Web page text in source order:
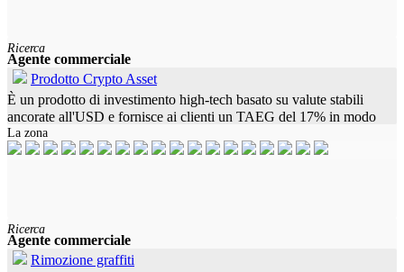
Ricerca
Agente commerciale
Prodotto Crypto Asset
È un prodotto di investimento high-tech basato su valute stabili
ancorate all'USD e fornisce ai clienti un TAEG del 17% in modo
sicuro. I clienti possono registrarsi tramite una piattaforma web e
La zona
Ricerca
Agente commerciale
Rimozione graffiti